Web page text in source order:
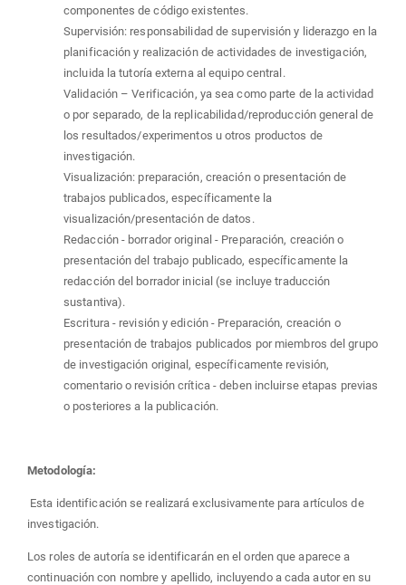
componentes de código existentes.
Supervisión: responsabilidad de supervisión y liderazgo en la
planificación y realización de actividades de investigación,
incluida la tutoría externa al equipo central.
Validación – Verificación, ya sea como parte de la actividad
o por separado, de la replicabilidad/reproducción general de
los resultados/experimentos u otros productos de
investigación.
Visualización: preparación, creación o presentación de
trabajos publicados, específicamente la
visualización/presentación de datos.
Redacción - borrador original - Preparación, creación o
presentación del trabajo publicado, específicamente la
redacción del borrador inicial (se incluye traducción
sustantiva).
Escritura - revisión y edición - Preparación, creación o
presentación de trabajos publicados por miembros del grupo
de investigación original, específicamente revisión,
comentario o revisión crítica - deben incluirse etapas previas
o posteriores a la publicación.
Metodología:
Esta identificación se realizará exclusivamente para artículos de
investigación.
Los roles de autoría se identificarán en el orden que aparece a
continuación con nombre y apellido, incluyendo a cada autor en su